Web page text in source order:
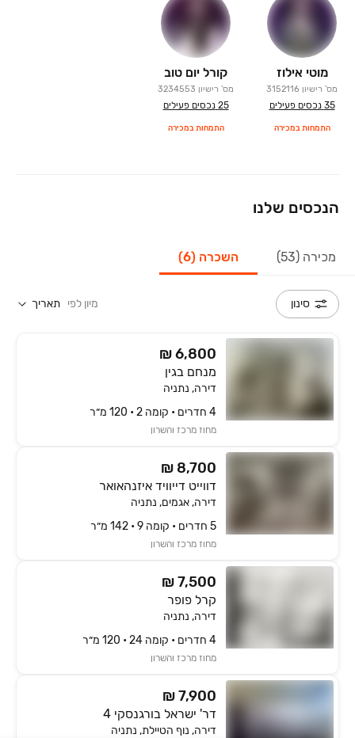
מוטי אילוז
מס' רישיון 3152116
35 נכסים פעילים
התמחות במכירה
קורל יום טוב
מס' רישיון 3234553
25 נכסים פעילים
התמחות במכירה
הנכסים שלנו
מכירה (53) השכרה (6)
סינון מיון לפי תאריך
₪ 6,800
מנחם בגין
דירה, נתניה
4 חדרים • קומה ‎2‏ • 120 מ״ר
מחוז מרכז והשרון
₪ 8,700
דווייט דייוויד איזנהאואר
דירה, אגמים, נתניה
5 חדרים • קומה ‎9‏ • 142 מ״ר
מחוז מרכז והשרון
₪ 7,500
קרל פופר
דירה, נתניה
4 חדרים • קומה ‎24‏ • 120 מ״ר
מחוז מרכז והשרון
₪ 7,900
דר' ישראל בורגנסקי 4
דירה, נוף הטיילת, נתניה